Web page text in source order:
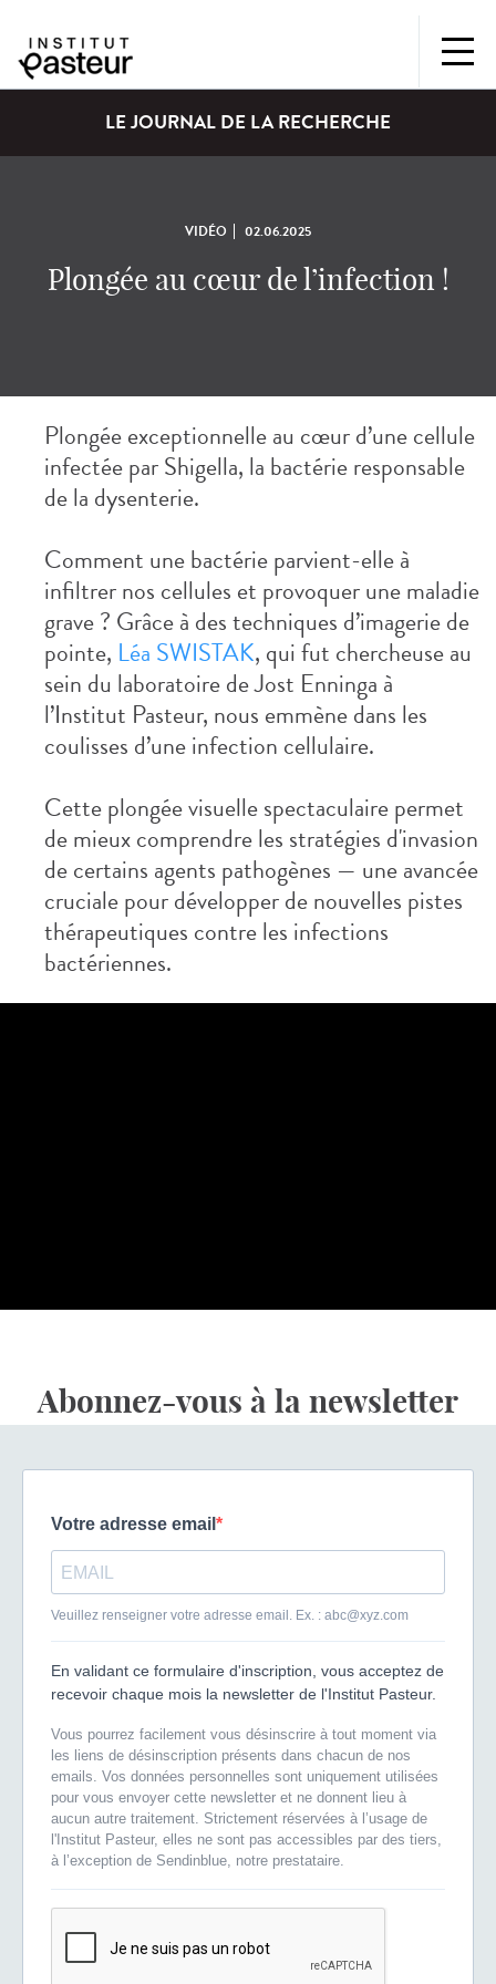
LE JOURNAL DE LA RECHERCHE
VIDÉO 02.06.2025
Plongée au cœur de l’infection !
Plongée exceptionnelle au cœur d’une cellule
infectée par Shigella, la bactérie responsable
de la dysenterie.
Comment une bactérie parvient-elle à
infiltrer nos cellules et provoquer une maladie
grave ? Grâce à des techniques d’imagerie de
pointe, Léa SWISTAK, qui fut chercheuse au
sein du laboratoire de Jost Enninga à
l’Institut Pasteur, nous emmène dans les
coulisses d’une infection cellulaire.
Cette plongée visuelle spectaculaire permet
de mieux comprendre les stratégies d'invasion
de certains agents pathogènes — une avancée
cruciale pour développer de nouvelles pistes
thérapeutiques contre les infections
bactériennes.
Abonnez-vous à la newsletter